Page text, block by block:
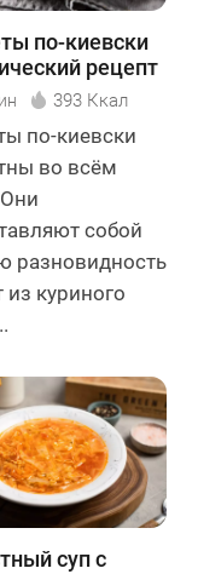
по-киевски
рецепт
393 Ккал
по-киевски
во всём
собой
разновидность
из куриного
суп с